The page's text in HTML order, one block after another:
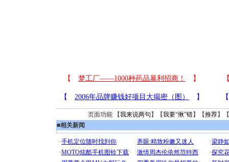
页面功能 【我来说两句 】【我要“揪”错】【推荐】
■相关新闻